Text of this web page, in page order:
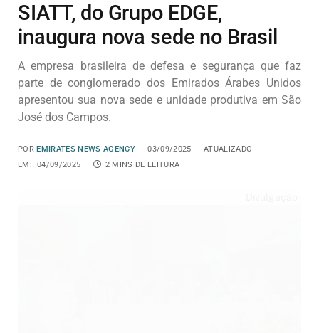
SIATT, do Grupo EDGE,
inaugura nova sede no Brasil
A empresa brasileira de defesa e segurança que faz
parte de conglomerado dos Emirados Árabes Unidos
apresentou sua nova sede e unidade produtiva em São
José dos Campos.
POR EMIRATES NEWS AGENCY 03/09/2025
ATUALIZADO
EM:
04/09/2025 2 MINS DE LEITURA